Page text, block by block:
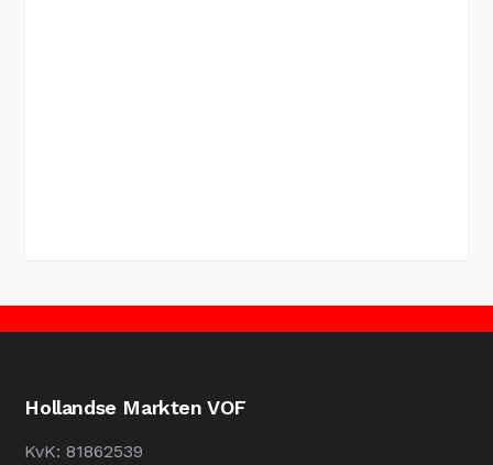
Hollandse Markten VOF
KvK: 81862539